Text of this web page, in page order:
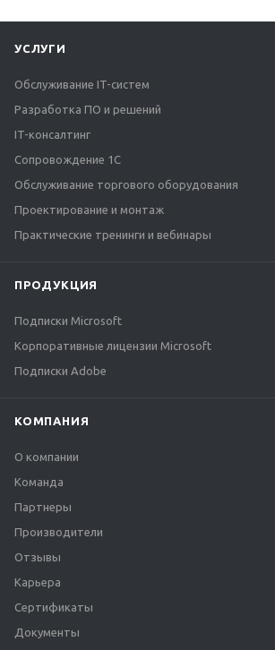
УСЛУГИ
Обслуживание IT-систем
Разработка ПО и решений
IT-консалтинг
Сопровождение 1С
Обслуживание торгового оборудования
Проектирование и монтаж
Практические тренинги и вебинары
ПРОДУКЦИЯ
Подписки Microsoft
Корпоративные лицензии Microsoft
Подписки Adobe
КОМПАНИЯ
О компании
Команда
Партнеры
Производители
Отзывы
Карьера
Сертификаты
Документы